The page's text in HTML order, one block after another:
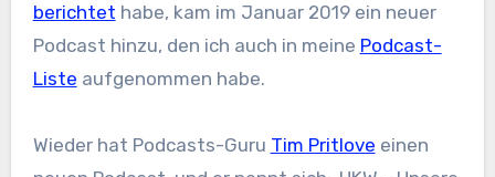
berichtet habe, kam im Januar 2019 ein neuer
Podcast hinzu, den ich auch in meine Podcast-
Liste aufgenommen habe.
Wieder hat Podcasts-Guru Tim Pritlove einen